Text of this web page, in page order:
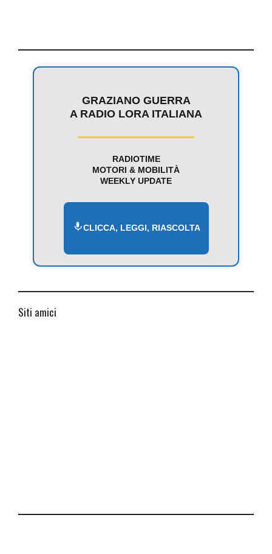
GRAZIANO GUERRA
A RADIO LORA ITALIANA
RADIOTIME
MOTORI & MOBILITÀ
WEEKLY UPDATE
CLICCA, LEGGI, RIASCOLTA
Siti amici